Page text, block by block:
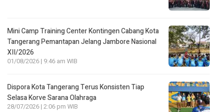
Mini Camp Training Center Kontingen Cabang Kota
Tangerang Pemantapan Jelang Jambore Nasional
XII/2026
01/08/2026 | 9:46 am WIB
Dispora Kota Tangerang Terus Konsisten Tiap
Selasa Korve Sarana Olahraga
28/07/2026 | 2:06 pm WIB